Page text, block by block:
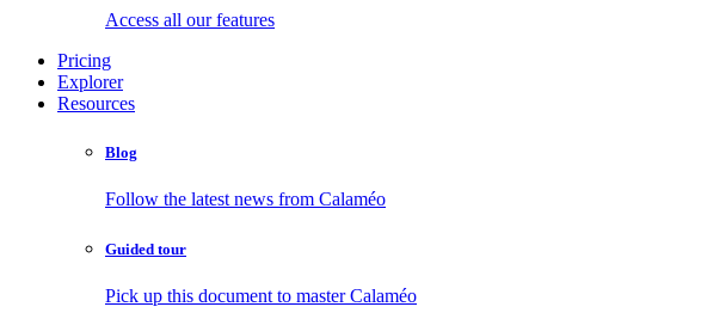
Access all our features
Pricing
Explorer
Resources
Blog
Follow the latest news from Calaméo
Guided tour
Pick up this document to master Calaméo